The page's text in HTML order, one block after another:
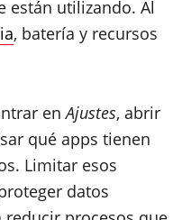
están utilizando. Al
, batería y recursos
enAjustes, abrir
qué apps tienen
Limitar esos
datos